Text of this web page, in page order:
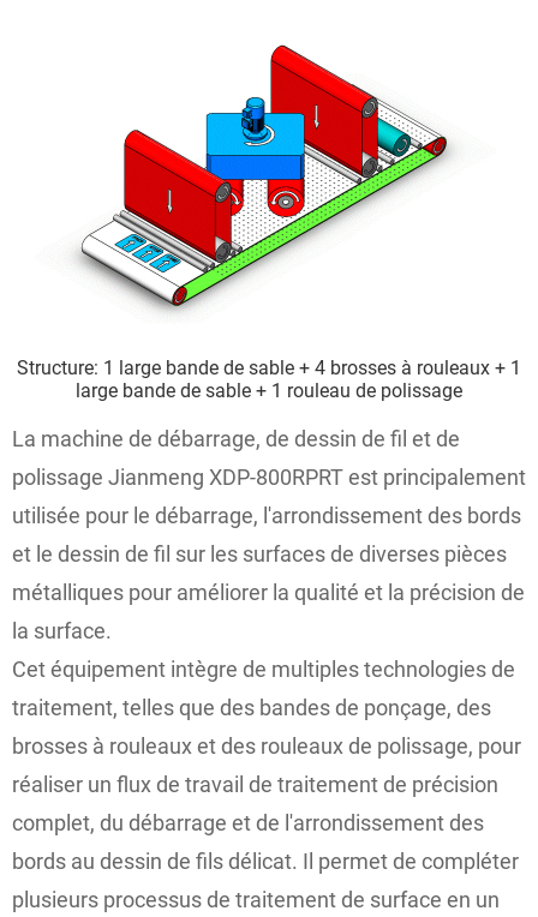
Structure: 1 large bande de sable + 4 brosses à rouleaux + 1
large bande de sable + 1 rouleau de polissage
La machine de débarrage, de dessin de fil et de
polissage Jianmeng XDP-800RPRT est principalement
utilisée pour le débarrage, l'arrondissement des bords
et le dessin de fil sur les surfaces de diverses pièces
métalliques pour améliorer la qualité et la précision de
la surface.
Cet équipement intègre de multiples technologies de
traitement, telles que des bandes de ponçage, des
brosses à rouleaux et des rouleaux de polissage, pour
réaliser un flux de travail de traitement de précision
complet, du débarrage et de l'arrondissement des
bords au dessin de fils délicat. Il permet de compléter
plusieurs processus de traitement de surface en un